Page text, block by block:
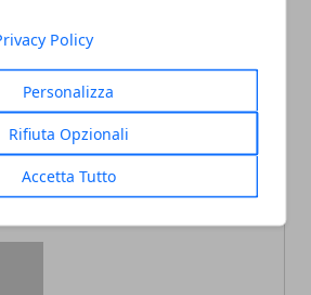
Policy
Personalizza
Rifiuta Opzionali
Accetta Tutto
termometri digitali: alcuni